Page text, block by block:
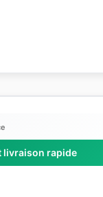
livraison rapide